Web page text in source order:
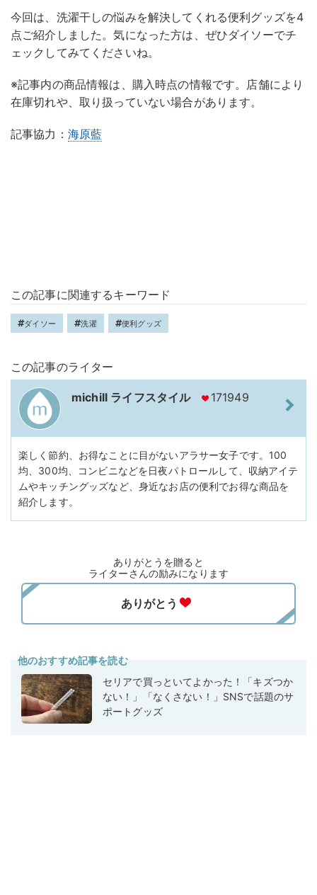
今回は、洗濯干しの悩みを解決してくれる便利グッズを4
点ご紹介しました。気になった方は、ぜひダイソーでチ
ェックしてみてくださいね。
※記事内の商品情報は、購入時点の情報です。店舗により
在庫切れや、取り扱っていない場合があります。
記事協力： 海原藍
この記事に関連するキーワード
ダイソー 洗濯 便利グッズ
この記事のライター
michill ライフスタイル 171949
楽しく節約、お得なことに目がないアラサー女子です。100
均、300均、コンビニなどを日夜パトロールして、収納アイテ
ムやキッチングッズなど、身近なお店の便利でお得な商品を
紹介します。
ありがとうを贈ると
ライターさんの励みになります
他のおすすめ記事を読む
セリアで買っといてよかった！「キズつか
ない！」「なくさない！」SNSで話題のサ
ポートグッズ